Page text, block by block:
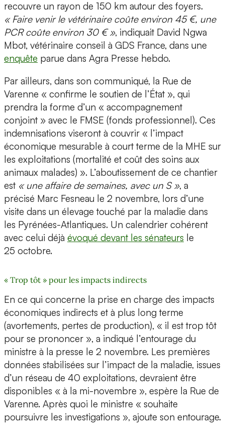
recouvre un rayon de 150 km autour des foyers.
« Faire venir le vétérinaire coûte environ 45 €, une
PCR coûte environ 30 € », indiquait David Ngwa
Mbot, vétérinaire conseil à GDS France, dans une
enquête parue dans Agra Presse hebdo.
Par ailleurs, dans son communiqué, la Rue de
Varenne « confirme le soutien de l’État », qui
prendra la forme d’un « accompagnement
conjoint » avec le FMSE (fonds professionnel). Ces
indemnisations viseront à couvrir « l’impact
économique mesurable à court terme de la MHE sur
les exploitations (mortalité et coût des soins aux
animaux malades) ». L’aboutissement de ce chantier
est « une affaire de semaines, avec un S », a
précisé Marc Fesneau le 2 novembre, lors d’une
visite dans un élevage touché par la maladie dans
les Pyrénées-Atlantiques. Un calendrier cohérent
avec celui déjà évoqué devant les sénateurs le
25 octobre.
« Trop tôt » pour les impacts indirects
En ce qui concerne la prise en charge des impacts
économiques indirects et à plus long terme
(avortements, pertes de production), « il est trop tôt
pour se prononcer », a indiqué l’entourage du
ministre à la presse le 2 novembre. Les premières
données stabilisées sur l’impact de la maladie, issues
d’un réseau de 40 exploitations, devraient être
disponibles « à la mi-novembre », espère la Rue de
Varenne. Après quoi le ministre « souhaite
poursuivre les investigations », ajoute son entourage.